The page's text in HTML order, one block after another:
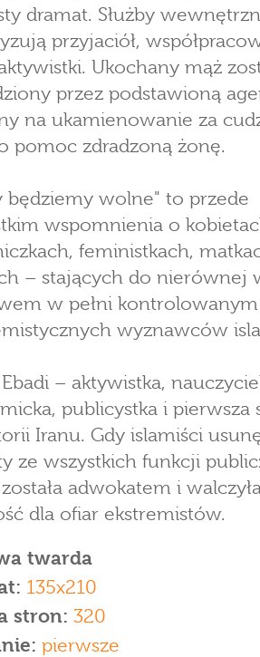
dramat. Służby
przyjaciół,
Ukochany mąż
przez podstawioną
na ukamienowanie za
pomoc zdradzoną żonę.
będziemy wolne" to przede
wspomnienia o
feministkach,
– stających do nierównej
w pełni
wyznawców
– aktywistka,
publicystka i pierwsza
Iranu. Gdy islamiści
ze wszystkich funkcji
adwokatem i
dla ofiar ekstremistów.
twarda
135x210
stron: 320
pierwsze